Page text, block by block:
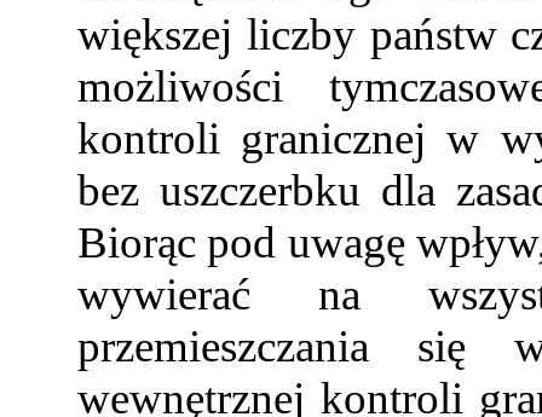
większej liczby państw
możliwości
kontroli granicznej w
bez uszczerbku dla
Biorąc pod uwagę
wywierać na
przemieszczania
wewnętrznej kontroli